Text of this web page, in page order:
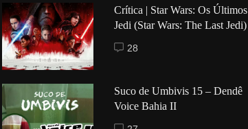
Crítica | Star Wars: Os Últimos
Jedi (Star Wars: The Last Jedi)
28
Suco de Umbivis 15 – Dendê
Voice Bahia II